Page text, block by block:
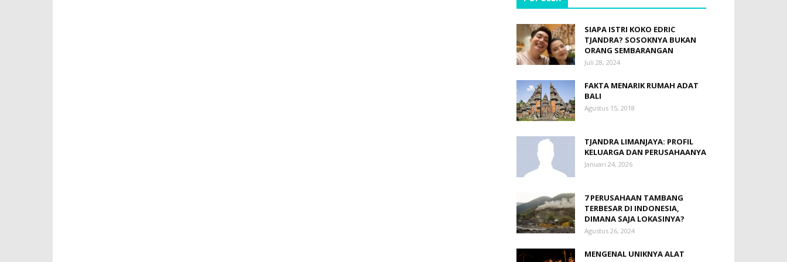
SIAPA ISTRI KOKO EDRIC
TJANDRA? SOSOKNYA BUKAN
ORANG SEMBARANGAN
Juli 28, 2024
FAKTA MENARIK RUMAH ADAT
BALI
Agustus 15, 2018
TJANDRA LIMANJAYA: PROFIL
KELUARGA DAN PERUSAHAANYA
Januari 24, 2026
7 PERUSAHAAN TAMBANG
TERBESAR DI INDONESIA,
DIMANA SAJA LOKASINYA?
Agustus 26, 2024
MENGENAL UNIKNYA ALAT